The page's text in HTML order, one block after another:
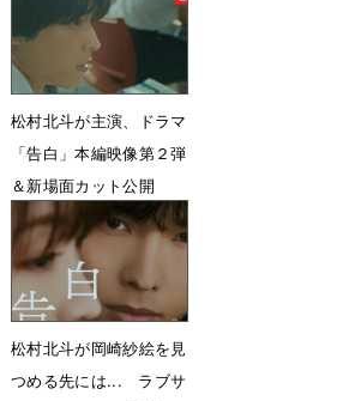
7月9日 20時00分
松村北斗が主演、ドラマ
「告白」本編映像第２弾
＆新場面カット公開
7月3日 11時00分
松村北斗が岡崎紗絵を見
つめる先には... ラブサ